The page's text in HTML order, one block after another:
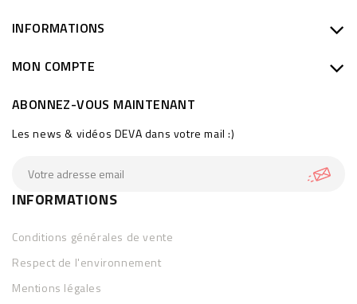
INFORMATIONS
MON COMPTE
ABONNEZ-VOUS MAINTENANT
Les news & vidéos DEVA dans votre mail :)
INFORMATIONS
Conditions générales de vente
Respect de l'environnement
Mentions légales